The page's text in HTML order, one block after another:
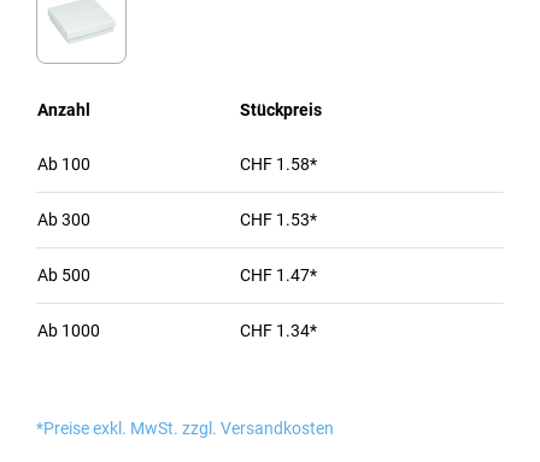
Anzahl Stückpreis
Ab 100 CHF 1.58*
Ab300 CHF 1.53*
Ab 500 CHF 1.47*
Ab 1000 CHF 1.34*
*Preise exkl. MwSt. zzgl. Versandkosten